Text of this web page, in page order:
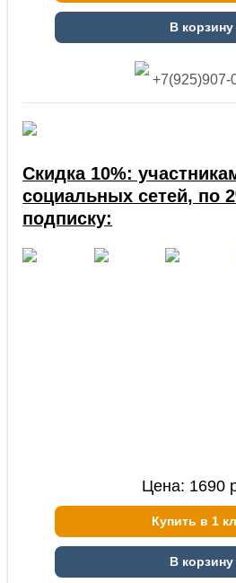
В корзину
+7(925)907-
Скидка 10%:
социальных сетей, по
подписку:
Цена: 1690
Купить в 1
В корзину